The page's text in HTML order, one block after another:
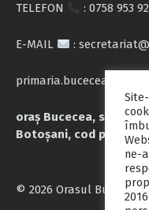
TELEFON : 0758 953
E-MAIL :
oraș Bucecea, str.
Botoșani, cod poștal
© 2026 Orasul Bucecea
ne-